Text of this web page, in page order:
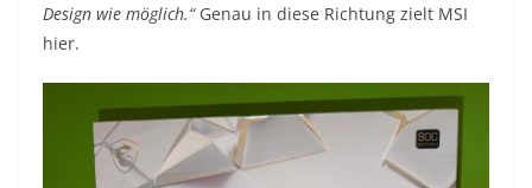
Design wie möglich.“Genau in diese Richtung zielt MSI
hier.